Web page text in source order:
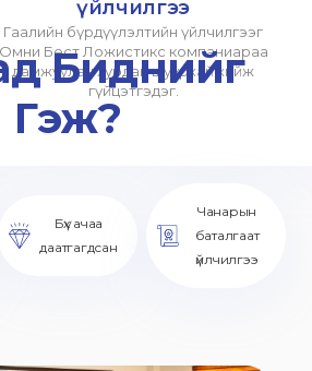
үйлчилгээ
Гаалийн бүрдүүлэлтийн үйлчилгээг
Омни Бест Ложистикс компаниараа
дамжуулан хурдан шуурхай хийж
гүйцэтгэдэг.
Биднийг
Гэж?
Бүх ачаа
даатгагдсан
Чанарын
баталгаат
үйлчилгээ